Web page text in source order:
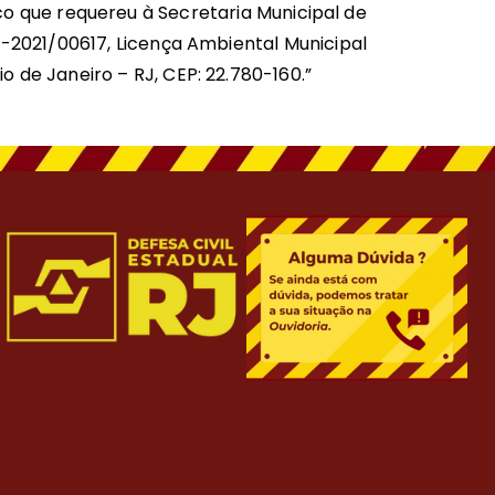
que requereu à Secretaria Municipal de
00617, Licença Ambiental Municipal
Janeiro – RJ, CEP: 22.780-160.”